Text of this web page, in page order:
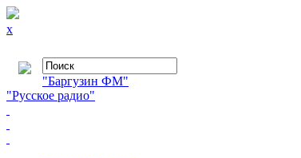
x
"Баргузин ФМ"
"Русское радио"